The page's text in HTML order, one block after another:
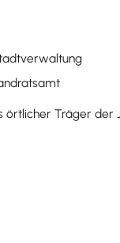
Träger